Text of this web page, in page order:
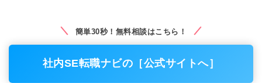
簡単30秒！無料相談はこちら！
社内SE転職ナビの［公式サイトへ］